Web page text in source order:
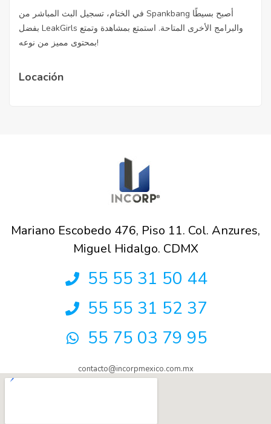
في الختام، تسجيل البث المباشر من Spankbang أصبح بسيطًا
بفضل LeakGirls والبرامج الأخرى المتاحة. استمتع بمشاهدة وتمتع
بمحتوى مميز من نوعه!
Locación
Mariano Escobedo 476, Piso 11. Col. Anzures,
Miguel Hidalgo. CDMX
55 55 31 50 44
55 55 31 52 37
55 75 03 79 95
contacto@incorpmexico.com.mx